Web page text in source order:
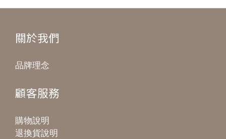
關於我們
品牌理念
顧客服務
購物說明
退換貨說明